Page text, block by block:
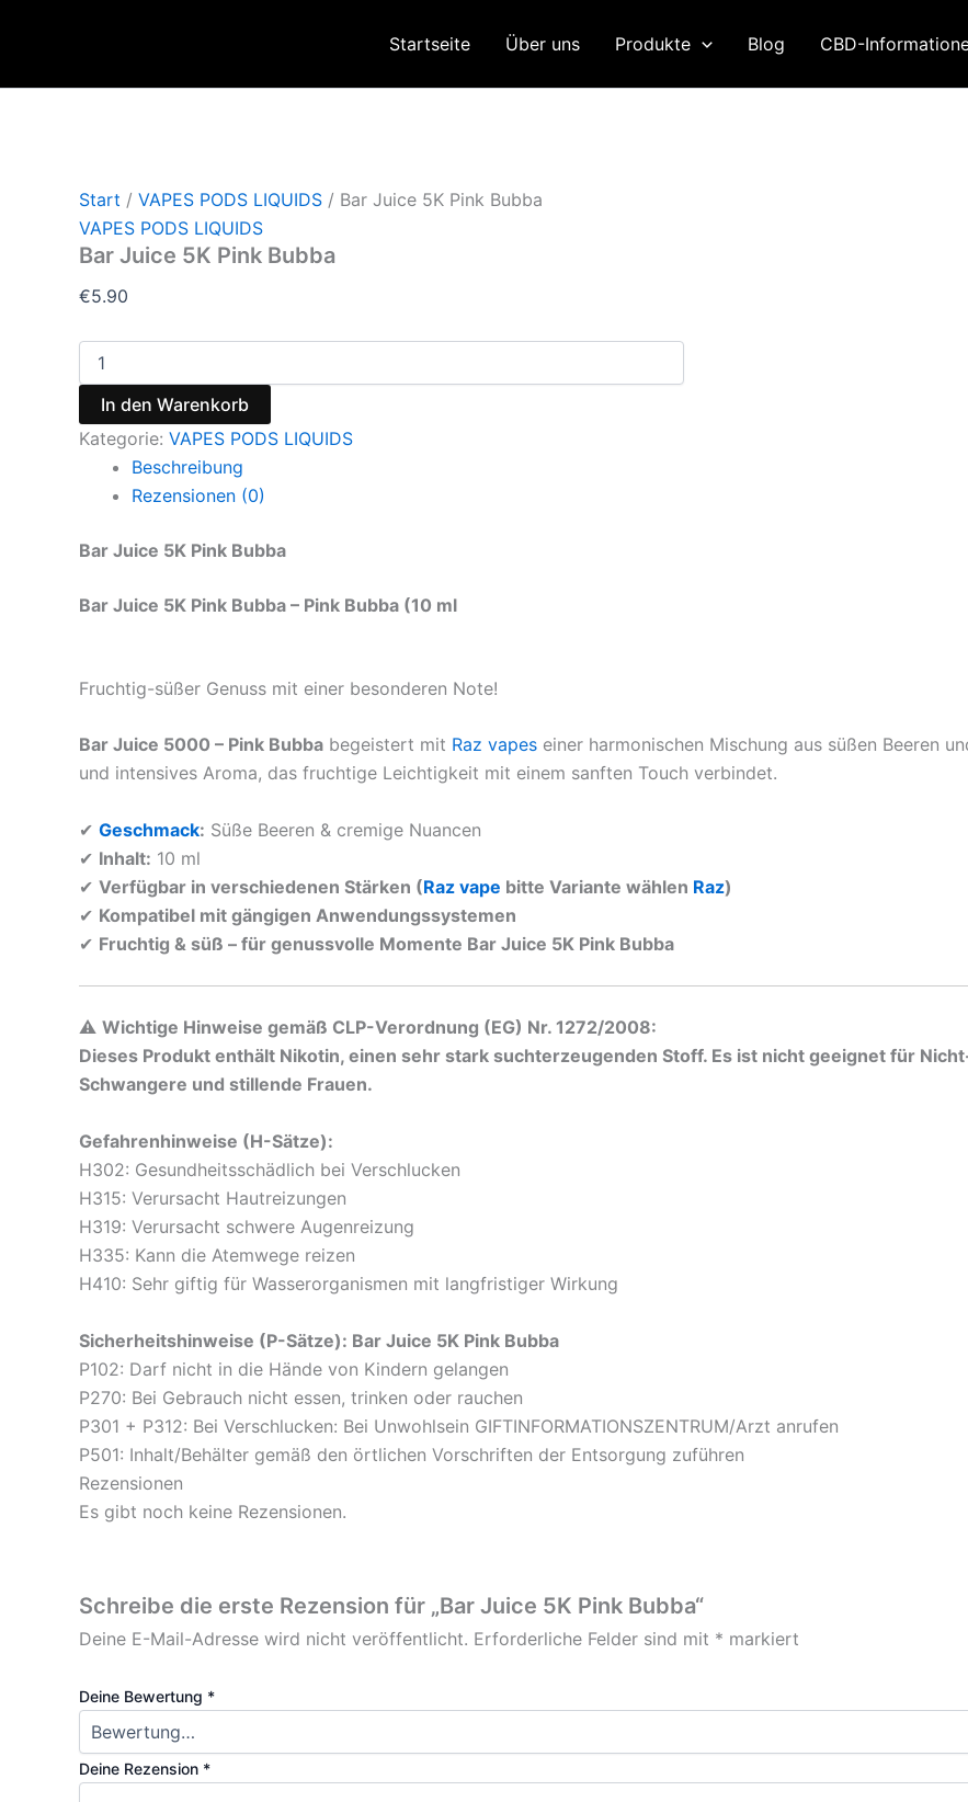
Startseite Über uns Produkte Blog CBD-
Start / VAPES PODS LIQUIDS / Bar Juice 5K Pink Bubba
VAPES PODS LIQUIDS
Bar Juice 5K Pink Bubba
€5.90
Bar
Juice
Pink
Bubba
In den Warenkorb
Kategorie: VAPES PODS LIQUIDS
Beschreibung
Rezensionen (0)
Bar Juice 5K Pink Bubba
Bar Juice 5K Pink Bubba – Pink Bubba (10 ml
Fruchtig-süßer Genuss mit einer besonderen Note!
Bar Juice 5000 – Pink Bubba begeistert mit Raz vapes einer harmonischen Mischung aus süßen Beeren
und intensives Aroma, das fruchtige Leichtigkeit mit einem sanften Touch verbindet.
✔ Geschmack: Süße Beeren & cremige Nuancen
✔ Inhalt: 10 ml
✔ Verfügbar in verschiedenen Stärken (Raz vape bitte Variante wählen Raz)
✔ Kompatibel mit gängigen Anwendungssystemen
✔ Fruchtig & süß – für genussvolle Momente Bar Juice 5K Pink Bubba
⚠️ Wichtige Hinweise gemäß CLP-Verordnung (EG) Nr. 1272/2008:
Dieses Produkt enthält Nikotin, einen sehr stark suchterzeugenden Stoff. Es ist nicht geeignet für
Schwangere und stillende Frauen.
Gefahrenhinweise (H-Sätze):
H302: Gesundheitsschädlich bei Verschlucken
H315: Verursacht Hautreizungen
H319: Verursacht schwere Augenreizung
H335: Kann die Atemwege reizen
H410: Sehr giftig für Wasserorganismen mit langfristiger Wirkung
Sicherheitshinweise (P-Sätze): Bar Juice 5K Pink Bubba
P102: Darf nicht in die Hände von Kindern gelangen
P270: Bei Gebrauch nicht essen, trinken oder rauchen
P301 + P312: Bei Verschlucken: Bei Unwohlsein GIFTINFORMATIONSZENTRUM/Arzt anrufen
P501: Inhalt/Behälter gemäß den örtlichen Vorschriften der Entsorgung zuführen
Rezensionen
Es gibt noch keine Rezensionen.
Schreibe die erste Rezension für „Bar Juice 5K Pink Bubba“
Deine E-Mail-Adresse wird nicht veröffentlicht. Erforderliche Felder sind mit * markiert
Deine Bewertung *
Deine Rezension *